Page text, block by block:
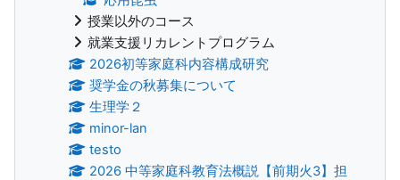
授業以外のコース
就業支援リカレントプログラム
2026初等家庭科内容構成研究
奨学金の秋募集について
生理学２
minor-lan
testo
2026 中等家庭科教育法概説【前期火3】担